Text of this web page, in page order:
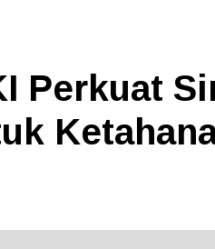
Perkuat